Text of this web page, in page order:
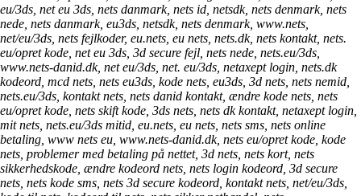
eu/3ds, net eu 3ds, nets danmark, nets id, netsdk, nets denmark, nets
nede, nets danmark, eu3ds, netsdk, nets denmark, www.nets,
net/eu/3ds, nets fejlkoder, eu.nets, eu nets, nets.dk, nets kontakt, nets.
eu/opret kode, net eu 3ds, 3d secure fejl, nets nede, nets.eu/3ds,
www.nets-danid.dk, net eu/3ds, net. eu/3ds, netaxept login, nets.dk
kodeord, mcd nets, nets eu3ds, kode nets, eu3ds, 3d nets, nets nemid,
nets.eu/3ds, kontakt nets, nets danid kontakt, ændre kode nets, nets
eu/opret kode, nets skift kode, 3ds nets, nets dk kontakt, netaxept login,
mit nets, nets.eu/3ds mitid, eu.nets, eu nets, nets sms, nets online
betaling, www nets eu, www.nets-danid.dk, nets eu/opret kode, kode
nets, problemer med betaling på nettet, 3d nets, nets kort, nets
sikkerhedskode, ændre kodeord nets, nets login kodeord, 3d secure
nets, nets kode sms, nets 3d secure kodeord, kontakt nets, net/eu/3ds,